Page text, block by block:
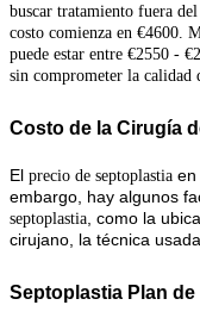
buscar tratamiento fuera
costo comienza en €4600.
puede estar entre €2550 -
sin comprometer la calidad
Costo de la Cirugía
El precio de septoplastia en
embargo, hay algunos
septoplastia, como la
cirujano, la técnica
Septoplastia Plan de